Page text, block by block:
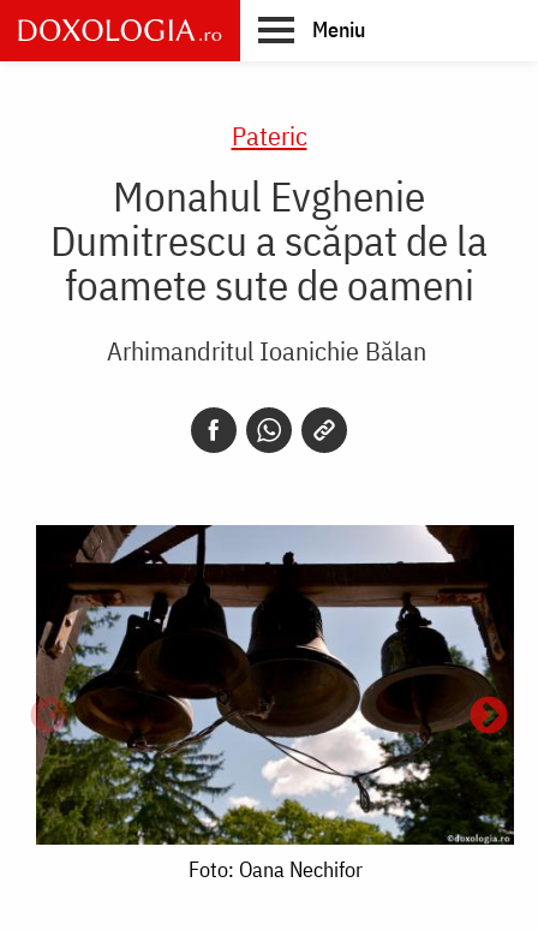
Skip
to
main
Meniu
Pateric
Monahul Evghenie
Dumitrescu a scăpat de la
foamete sute de oameni
Arhimandritul Ioanichie Bălan
Foto: Oana Nechifor